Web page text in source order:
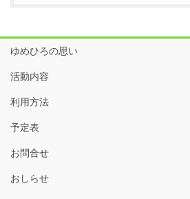
ゆめひろの思い
活動内容
利用方法
予定表
お問合せ
おしらせ